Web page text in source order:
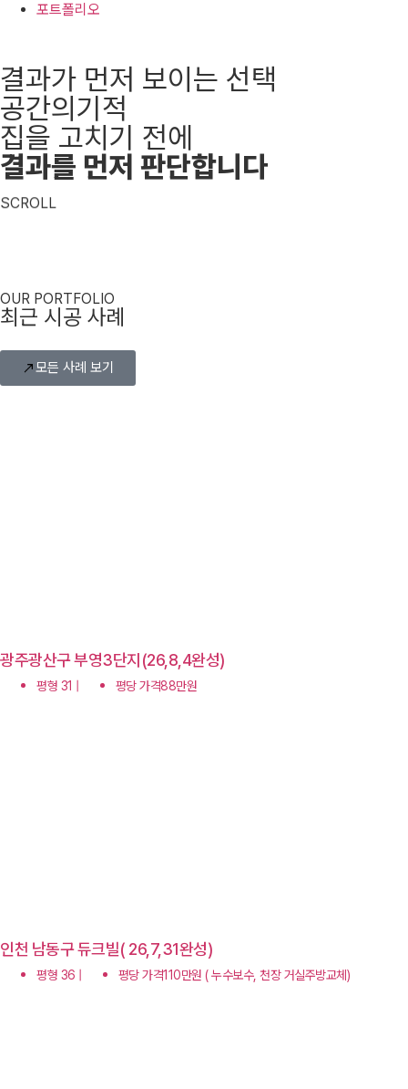
포트폴리오
결과가 먼저 보이는 선택
공간의기적
집을 고치기 전에
결과를 먼저 판단합니다
SCROLL
OUR PORTFOLIO
최근 시공 사례
모든 사례 보기
광주광산구 부영3단지(26,8,4완성)
평형 31 | 평당 가격88만원
인천 남동구 듀크빌( 26,7,31완성)
평형 36 | 평당 가격110만원 ( 누수보수, 천장 거실주방교체)